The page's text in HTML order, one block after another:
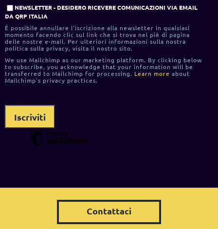
NEWSLETTER - DESIDERO RICEVERE COMUNICAZIONI VIA EMAIL
DA QRP ITALIA
È possibile annullare l'iscrizione alla newsletter in qualsiasi
momento facendo clic sul link che si trova nel piè di pagina
delle nostre e-mail. Per ulteriori informazioni sulla nostra
politica sulla privacy, visita il nostro sito.
We use Mailchimp as our marketing platform. By clicking below
to subscribe, you acknowledge that your information will be
transferred to Mailchimp for processing. Learn more about
Mailchimp's privacy practices.
Contattaci